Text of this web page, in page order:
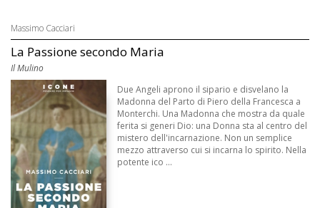
Massimo Cacciari
La Passione secondo Maria
Il Mulino
Due Angeli aprono il sipario e disvelano la
Madonna del Parto di Piero della Francesca a
Monterchi. Una Madonna che mostra da quale
ferita si generi Dio: una Donna sta al centro del
mistero dell'incarnazione. Non un semplice
mezzo attraverso cui si incarna lo spirito. Nella
potente ico ...